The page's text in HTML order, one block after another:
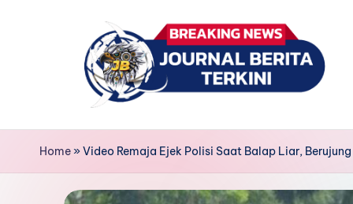
J
u
news
Home»Video Remaja Ejek Polisi Saat Balap Liar,